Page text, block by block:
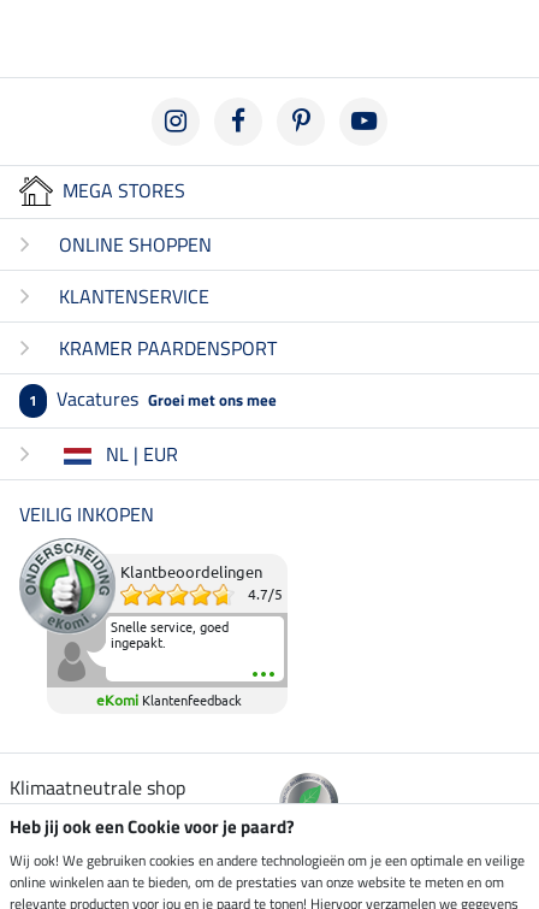
MEGA STORES
ONLINE SHOPPEN
KLANTENSERVICE
KRAMER PAARDENSPORT
1 Vacatures Groei met ons mee
NL | EUR
VEILIG INKOPEN
Klantbeoordelingen
4.7/5
Snelle service, goed
ingepakt.
eKomi Klantenfeedback
Klimaatneutrale shop
Verzending per
Heb jij ook een Cookie voor je paard?
Wij ook! We gebruiken cookies en andere technologieën om je een optimale en veilige
online winkelen aan te bieden, om de prestaties van onze website te meten en om
relevante producten voor jou en je paard te tonen! Hiervoor verzamelen we gegevens